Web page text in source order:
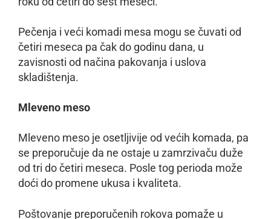
Pečenja i veći komadi mesa mogu se čuvati od
četiri meseca pa čak do godinu dana, u
zavisnosti od načina pakovanja i uslova
skladištenja.
Mleveno meso
Mleveno meso je osetljivije od većih komada, pa
se preporučuje da ne ostaje u zamrzivaču duže
od tri do četiri meseca. Posle tog perioda može
doći do promene ukusa i kvaliteta.
Poštovanje preporučenih rokova pomaže u